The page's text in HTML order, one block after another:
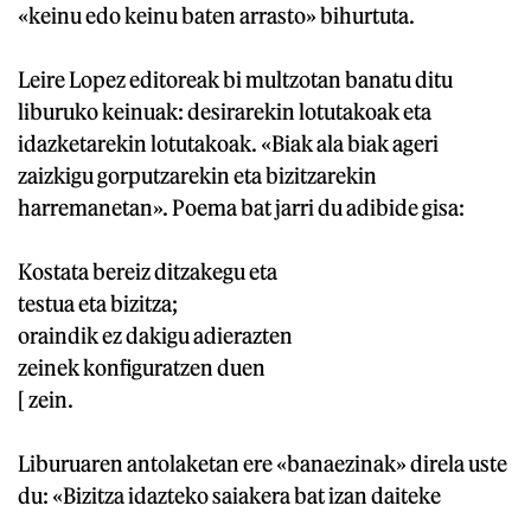
«keinu edo keinu baten arrasto» bihurtuta.
Leire Lopez editoreak bi multzotan banatu ditu
liburuko keinuak: desirarekin lotutakoak eta
idazketarekin lotutakoak. «Biak ala biak ageri
zaizkigu gorputzarekin eta bizitzarekin
harremanetan». Poema bat jarri du adibide gisa:
Kostata bereiz ditzakegu eta
testua eta bizitza;
oraindik ez dakigu adierazten
zeinek konfiguratzen duen
[ zein.
Liburuaren antolaketan ere «banaezinak» direla uste
du: «Bizitza idazteko saiakera bat izan daiteke